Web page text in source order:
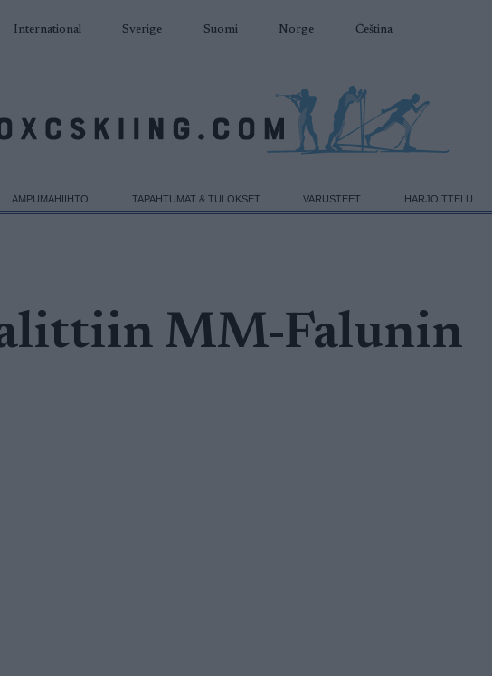
International Sverige Suomi Norge Čeština
AMPUMAHIIHTO TAPAHTUMAT & TULOKSET VARUSTEET HARJOITTELU
MM-Falunin